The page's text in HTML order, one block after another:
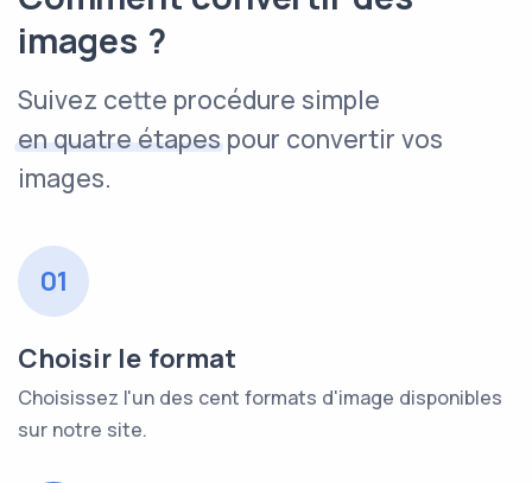
images ?
Suivez cette procédure simple
en quatre étapespour convertir vos
images.
01
Choisir le format
Choisissez l'un des cent formats d'image disponibles
sur notre site.